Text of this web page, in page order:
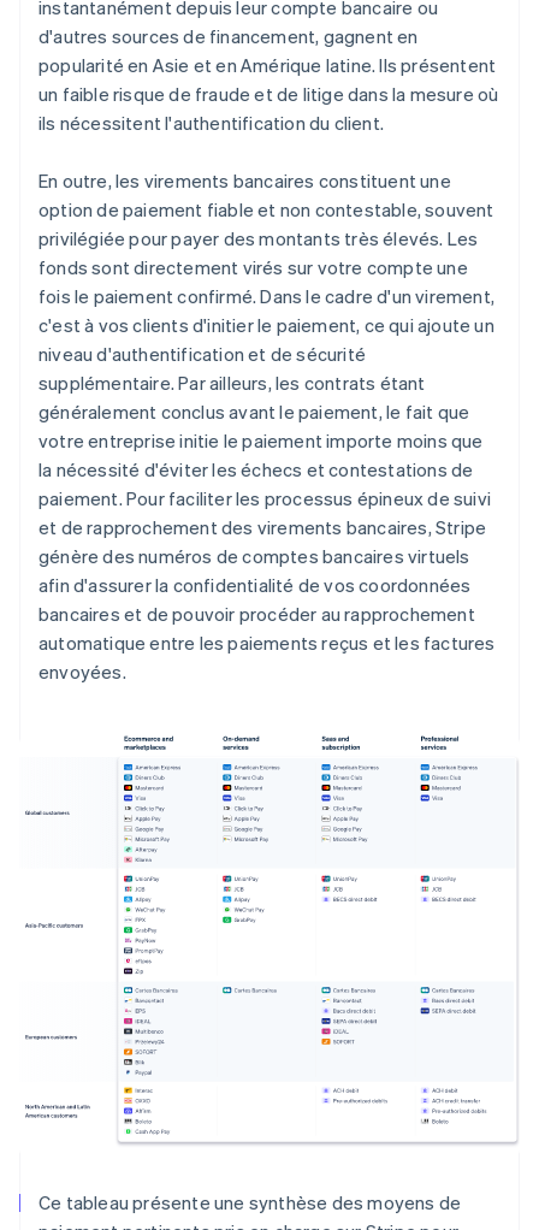
instantanément depuis leur compte bancaire ou
d'autres sources de financement, gagnent en
popularité en Asie et en Amérique latine. Ils présentent
un faible risque de fraude et de litige dans la mesure où
ils nécessitent l'authentification du client.
En outre, les virements bancaires constituent une
option de paiement fiable et non contestable, souvent
privilégiée pour payer des montants très élevés. Les
fonds sont directement virés sur votre compte une
fois le paiement confirmé. Dans le cadre d'un virement,
c'est à vos clients d'initier le paiement, ce qui ajoute un
niveau d'authentification et de sécurité
supplémentaire. Par ailleurs, les contrats étant
généralement conclus avant le paiement, le fait que
votre entreprise initie le paiement importe moins que
la nécessité d'éviter les échecs et contestations de
paiement. Pour faciliter les processus épineux de suivi
et de rapprochement des virements bancaires, Stripe
génère des numéros de comptes bancaires virtuels
afin d'assurer la confidentialité de vos coordonnées
bancaires et de pouvoir procéder au rapprochement
automatique entre les paiements reçus et les factures
envoyées.
Ce tableau présente une synthèse des moyens de